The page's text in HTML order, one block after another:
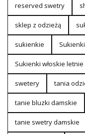
reserved swetry
sklep z odzieżą
sukienkie
Sukienki włoskie letnie
swetery tania
tanie bluzki damskie
tanie swetry damskie